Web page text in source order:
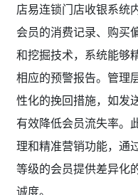
店易连锁门店收银系统
会员的消费记录、购买
和挖掘技术，系统能够
相应的预警报告。管理
性化的挽回措施，如发
有效降低会员流失率。
理和精准营销功能，通
等级的会员提供差异化
诚度。